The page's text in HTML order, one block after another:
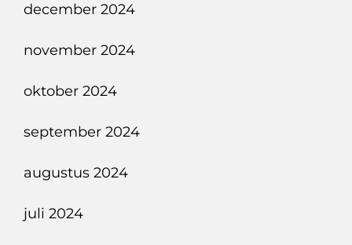
december 2024
november 2024
oktober 2024
september 2024
augustus 2024
juli 2024